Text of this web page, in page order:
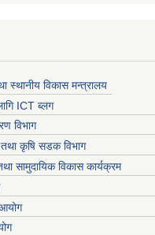
स्थानीय विकास मन्त्रालय
ICT ब्लग
विभाग
तथा कृषि सडक विभाग
सामुदायिक विकास कार्यक्रम